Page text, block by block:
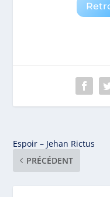
Espoir – Jehan Rictus
PRÉCÉDENT